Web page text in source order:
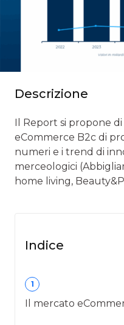
Descrizione
Il Report si propone
eCommerce B2c di
numeri e i trend di
merceologici
home living,
Indice
1
Il mercato